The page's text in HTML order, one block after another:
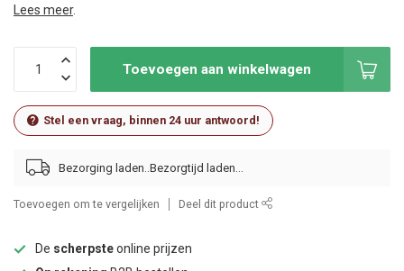
Lees meer.
Toevoegen aan winkelwagen
Stel een vraag, binnen 24 uur antwoord!
Bezorging laden..
Toevoegen om te vergelijken Deel dit product
De scherpsteonline prijzen